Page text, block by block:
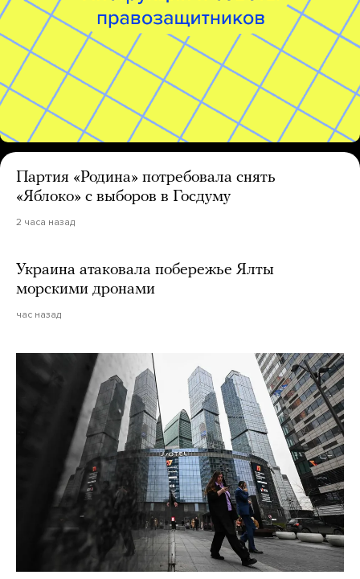
Партия «Родина» потребовала снять
«Яблоко» с выборов в Госдуму
2 часа назад
Украина атаковала побережье Ялты
морскими дронами
час назад